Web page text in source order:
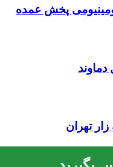
پخش عمده
تهران